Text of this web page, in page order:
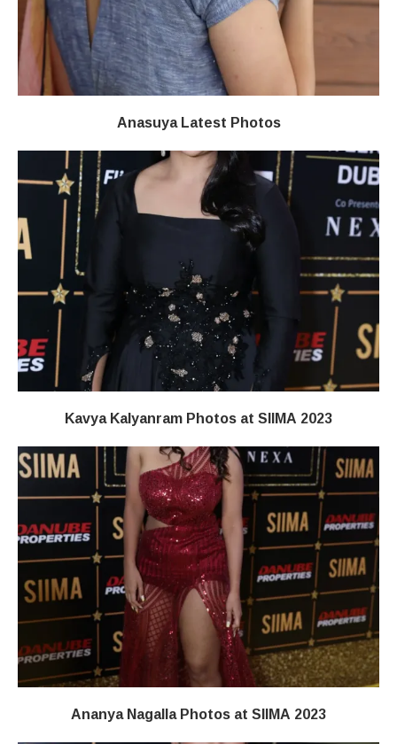
Anasuya Latest Photos
Kavya Kalyanram Photos at SIIMA 2023
Ananya Nagalla Photos at SIIMA 2023